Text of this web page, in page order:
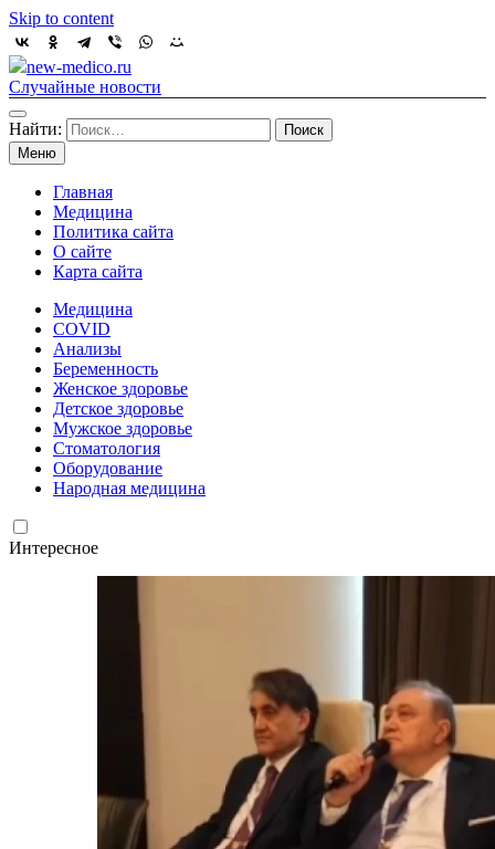
Skip to content
new-medico.ru
Случайные новости
Найти:
Меню
Главная
Медицина
Политика сайта
О сайте
Карта сайта
Медицина
COVID
Анализы
Беременность
Женское здоровье
Детское здоровье
Мужское здоровье
Стоматология
Оборудование
Народная медицина
Интересное